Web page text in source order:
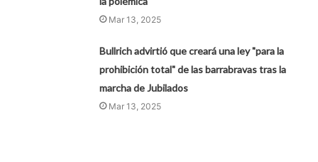
Mar 13, 2025
Bullrich advirtió que creará una ley "para la
prohibición total" de las barrabravas tras la
marcha de Jubilados
Mar 13, 2025